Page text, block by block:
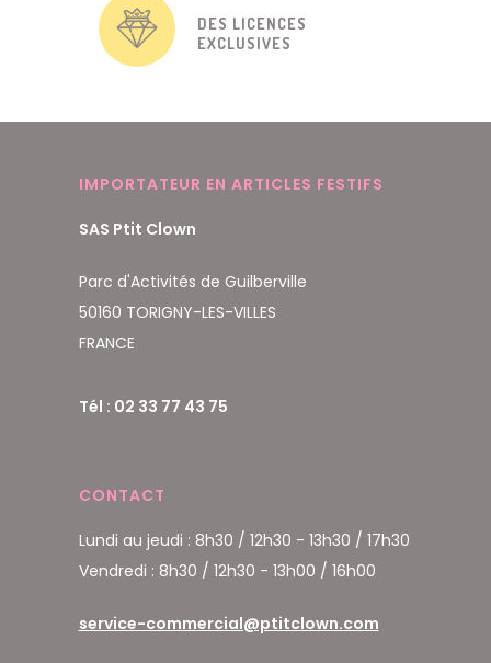
DES LICENCES
EXCLUSIVES
IMPORTATEUR EN ARTICLES FESTIFS
SAS Ptit Clown
Parc d'Activités de Guilberville
50160 TORIGNY-LES-VILLES
FRANCE
Tél : 02 33 77 43 75
CONTACT
Lundi au jeudi : 8h30 / 12h30 - 13h30 / 17h30
Vendredi : 8h30 / 12h30 - 13h00 / 16h00
service-commercial@ptitclown.com